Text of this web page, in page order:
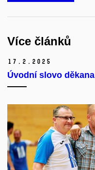
Více článků
17. 2. 2025
Úvodní slovo děkana